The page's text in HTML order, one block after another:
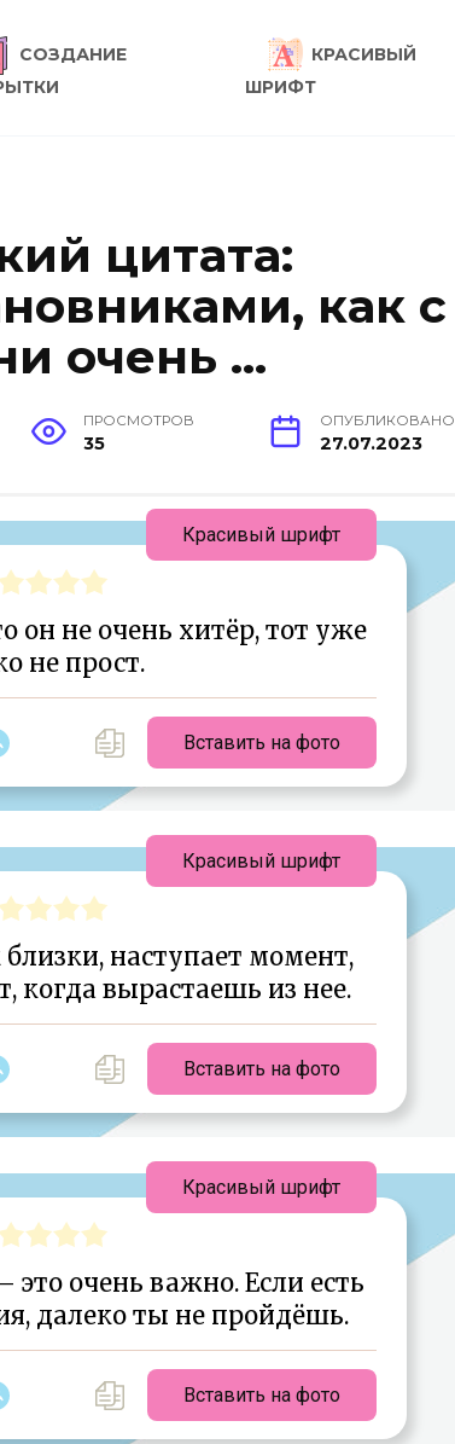
СОЗДАНИЕ
КРАСИВЫЙ
ШРИФТ
цитата:
как с
очень …
ПРОСМОТРОВ
35
ОПУБЛИКОВАНО
27.07.2023
он не очень хитёр, тот уже
не прост.
Вставить на фото
Красивый шрифт
наступает момент,
когда вырастаешь из нее.
Вставить на фото
Красивый шрифт
очень важно. Если есть
далеко ты не пройдёшь.
Вставить на фото
Красивый шрифт